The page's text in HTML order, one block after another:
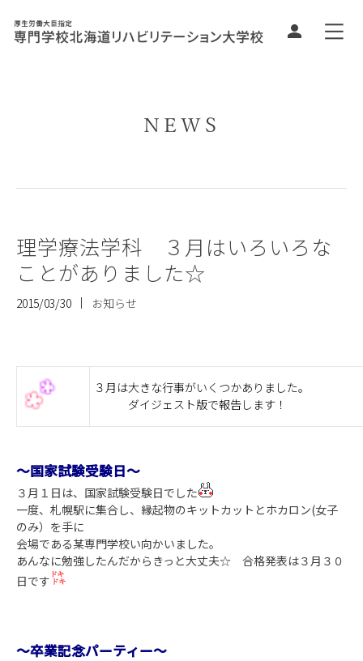
NEWS
理学療法学科 ３月はいろいろな
ことがありました☆
2015/03/30 お知らせ
３月は大きな行事がいくつかありました。
ダイジェスト版で報告します！
～国家試験受験日～
３月１日は、国家試験受験日でした
一度、札幌駅に集合し、縁起物のキットカットとホカロン(女子
のみ）を手に
会場である某専門学校い向かいました。
あんなに勉強したんだからきっと大丈夫☆ 合格発表は３月３０
日です
～卒業記念パーティー～